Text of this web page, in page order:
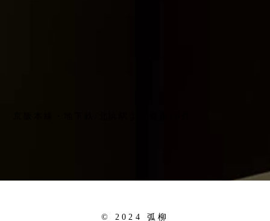
© 2024 弧柳